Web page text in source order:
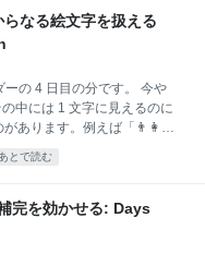
dd> <dt>琥珀糖</dt> <dt>干
せた菓子。シャリっとした
</dd> </dl> スタイルシート
なる絵文字を扱える
の 4 日目の分です。 今や
中には 1 文字に見えるのに
あります。例えば「👨‍👩」
、U+200D ZERO WIDTH
位置からなります。
また、文字クラス [...] 内に
、U+200D、U+1F469 と
U+200D、U+1F469 のい
あとで読む
完を効かせる: Days